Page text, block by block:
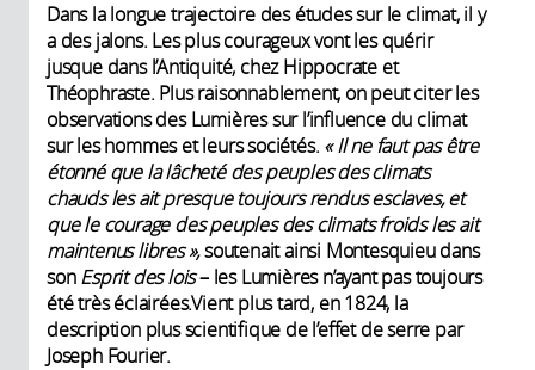
Dans la longue trajectoire des études sur le climat, il y
a des jalons. Les plus courageux vont les quérir
jusque dans l’Antiquité, chez Hippocrate et
Théophraste. Plus raisonnablement, on peut citer les
observations des Lumières sur l’influence du climat
sur les hommes et leurs sociétés. « Il ne faut pas être
étonné que la lâcheté des peuples des climats
chauds les ait presque toujours rendus esclaves, et
que le courage des peuples des climats froids les ait
maintenus libres »,soutenait ainsi Montesquieu dans
sonEsprit des lois– les Lumières n’ayant pas toujours
été très éclairées.Vient plus tard, en 1824, la
description plus scientifique de l’effet de serre par
Joseph Fourier.